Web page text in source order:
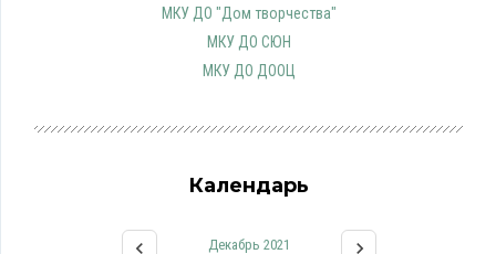
МКУ ДО "Дом творчества"
МКУ ДО СЮН
МКУ ДО ДООЦ
Календарь
Декабрь 2021